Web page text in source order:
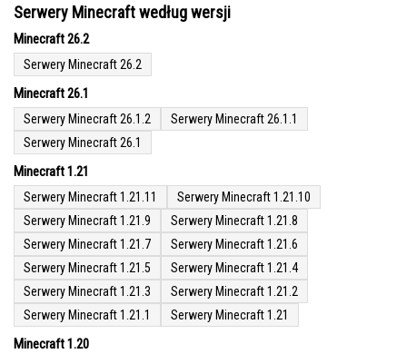
Serwery Minecraft według wersji
Minecraft 26.2
Serwery Minecraft 26.2
Minecraft 26.1
Serwery Minecraft 26.1.2
Serwery Minecraft 26.1.1
Serwery Minecraft 26.1
Minecraft 1.21
Serwery Minecraft 1.21.11
Serwery Minecraft 1.21.10
Serwery Minecraft 1.21.9
Serwery Minecraft 1.21.8
Serwery Minecraft 1.21.7
Serwery Minecraft 1.21.6
Serwery Minecraft 1.21.5
Serwery Minecraft 1.21.4
Serwery Minecraft 1.21.3
Serwery Minecraft 1.21.2
Serwery Minecraft 1.21.1
Serwery Minecraft 1.21
Minecraft 1.20